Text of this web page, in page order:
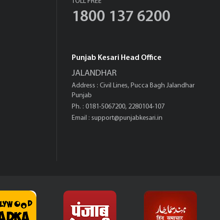
1800 137 6200
Punjab Kesari Head Office
JALANDHAR
Address : Civil Lines, Pucca Bagh Jalandhar
Punjab
Ph. : 0181-5067200, 2280104-107
Email : support@punjabkesari.in